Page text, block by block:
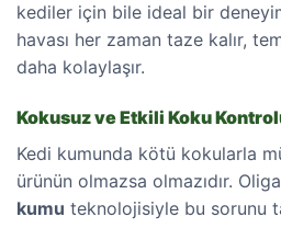
kediler için bile ideal bir
havası her zaman taze kalır,
daha kolaylaşır.
Kokusuz ve Etkili Koku
Kedi kumunda kötü kokularla
ürünün olmazsa olmazıdır.
kumu teknolojisiyle bu sorunu